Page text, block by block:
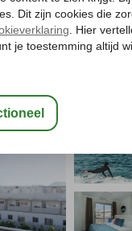
Gratis annuleren*